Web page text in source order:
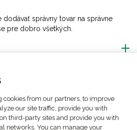
cookies from our partners, to improve
our site traffic, provide you with
third-party sites and provide you with
networks. You can manage your
dodávať správny tovar na správne
pre dobro všetkých.